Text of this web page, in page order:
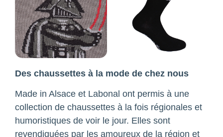
Des chaussettes à la mode de chez nous
Made in Alsace et Labonal ont permis à une
collection de chaussettes à la fois régionales et
humoristiques de voir le jour. Elles sont
revendiquées par les amoureux de la région et